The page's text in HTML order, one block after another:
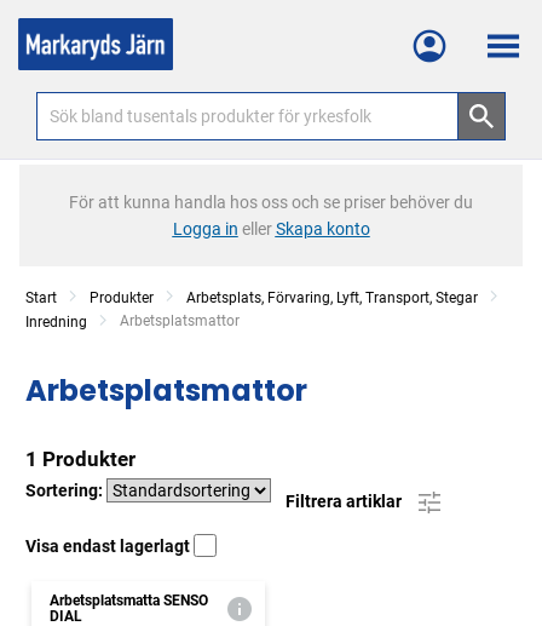
Meny
För att kunna handla hos oss och se priser behöver du
Logga in ellerSkapa konto
Start Produkter
Arbetsplats, Förvaring, Lyft, Transport, Stegar
Inredning
Current:
Arbetsplatsmattor
Arbetsplatsmattor
1 Produkter
Sortering:
Filtrera artiklar
Visa endast lagerlagt
Arbetsplatsmatta SENSO
DIAL